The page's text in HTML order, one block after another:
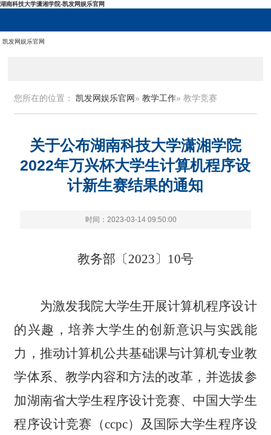
湖南科技大学潇湘学院-凯发网娱乐官网
凯发网娱乐官网
您所在的位置：凯发网娱乐官网»教学工作» 教学竞赛
关于公布湖南科技大学潇湘学院
2022年万兴杯大学生计算机程序设
计新生赛结果的通知
时间：2023-03-14 09:50:00
教务部〔2023〕 10号
为激发我院大学生开展计算机程序设计
的兴趣，培养大学生的创新意识与实践能
力，推动计算机公共基础课与计算机专业教
学体系、教学内容和方法的改革，并选拔参
加湖南省大学生程序设计竞赛、中国大学生
程序设计竞赛（ccpc）及国际大学生程序设